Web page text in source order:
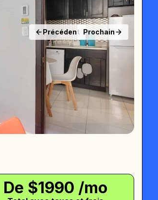
Précédent Prochain
De $1990 /mo